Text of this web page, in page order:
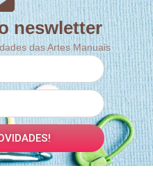
neswletter
das Artes Manuais